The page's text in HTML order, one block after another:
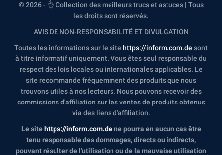
© 2026 - 👌 Collection des meilleurs trucs et astuces | Tous
les droits sont réservés.
AVIS DE NON-RESPONSABILITÉ ET DIVULGATION
Toutes les informations sur le site https://inform.com.de sont
à titre informatif uniquement. Vous êtes seul responsable du
respect des lois locales ou internationales applicables. Le
site recommande fréquemment des produits que nous
trouvons utiles à nos lecteurs. Nous pouvons recevoir des
commissions d'affiliation sur les ventes de produits obtenus
via des liens d'affiliation.
Le sitehttps://inform.com.dene pourra en aucun cas être
tenu responsable des dommages, directs ou indirects,
pouvant résulter de l'utilisation ou de la mauvaise utilisation